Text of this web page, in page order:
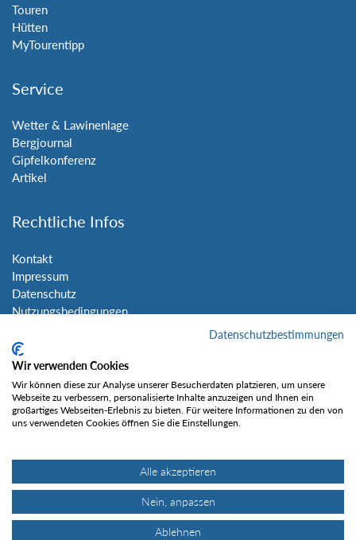
Touren
Hütten
MyTourentipp
Service
Wetter & Lawinenlage
Bergjournal
Gipfelkonferenz
Artikel
Rechtliche Infos
Kontakt
Impressum
Datenschutz
Nutzungsbedingungen
Social Media
Gefällt mir
Datenschutzbestimmungen
Wir verwenden Cookies
Wir können diese zur Analyse unserer Besucherdaten platzieren, um unsere
Webseite zu verbessern, personalisierte Inhalte anzuzeigen und Ihnen ein
großartiges Webseiten-Erlebnis zu bieten. Für weitere Informationen zu den von
uns verwendeten Cookies öffnen Sie die Einstellungen.
Alle akzeptieren
Nein, anpassen
Ablehnen